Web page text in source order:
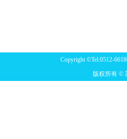
Copyright ©Tel:0512-
版权所有 ©